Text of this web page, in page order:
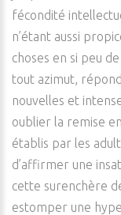
fécondité
n’étant aussi
choses en si peu
tout azimut,
nouvelles et
oublier la remise
établis par les
d’affirmer une
cette surenchère
estomper une